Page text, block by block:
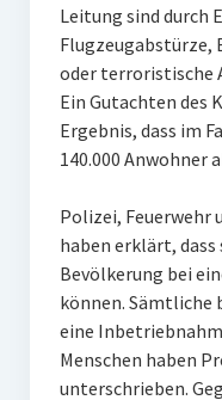
Leitung sind durch
Flugzeugabstürze,
oder terroristische
Ein Gutachten des
Ergebnis, dass im
140.000 Anwohner
Polizei, Feuerwehr
haben erklärt, dass
Bevölkerung bei
können. Sämtliche
eine
Menschen haben
unterschrieben.